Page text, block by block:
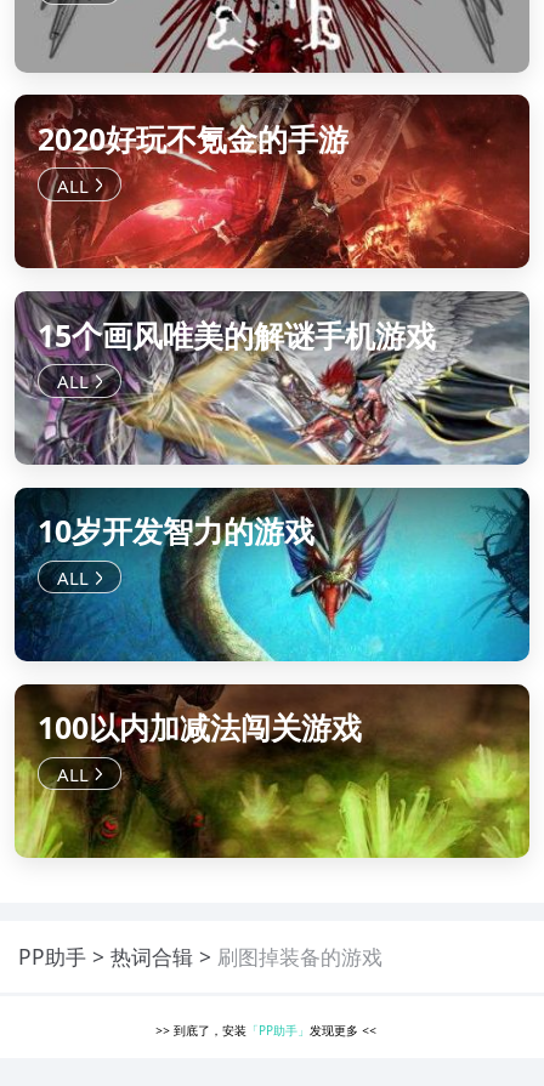
2020好玩不氪金的手游
15个画风唯美的解谜手机游戏
10岁开发智力的游戏
100以内加减法闯关游戏
PP助手 热词合辑 刷图掉装备的游戏
>> 到底了，安装 「PP助手」发现更多<<